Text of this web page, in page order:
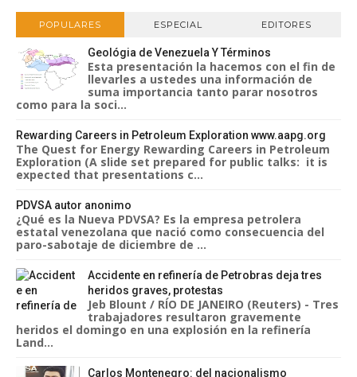
POPULARES ESPECIAL EDITORES
Geológia de Venezuela Y Términos
Esta presentación la hacemos con el fin de
llevarles a ustedes una información de
suma importancia tanto parar nosotros
como para la soci...
Rewarding Careers in Petroleum Exploration www.aapg.org
The Quest for Energy Rewarding Careers in Petroleum
Exploration (A slide set prepared for public talks: it is
expected that presentations c...
PDVSA autor anonimo
¿Qué es la Nueva PDVSA? Es la empresa petrolera
estatal venezolana que nació como consecuencia del
paro-sabotaje de diciembre de ...
Accidente en refinería de Petrobras deja tres
heridos graves, protestas
Jeb Blount / RÍO DE JANEIRO (Reuters) - Tres
trabajadores resultaron gravemente
heridos el domingo en una explosión en la refinería
Land...
Carlos Montenegro: del nacionalismo